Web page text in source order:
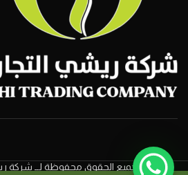
جميع الحقوق محفوظة لــ شركة ريشي